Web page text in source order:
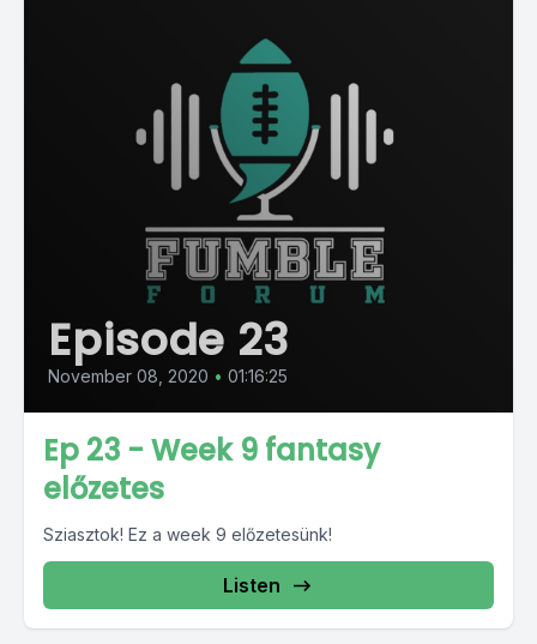
Episode 23
November 08, 2020 • 01:16:25
Ep 23 - Week 9 fantasy
előzetes
Sziasztok! Ez a week 9 előzetesünk!
Listen